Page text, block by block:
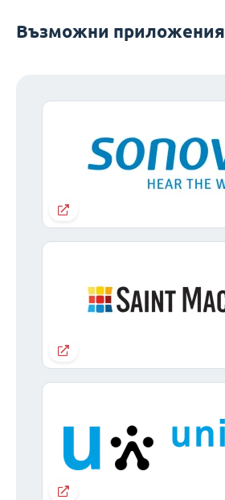
Възможни приложения